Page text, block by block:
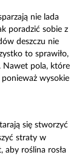
nie lada
poradzić sobie z
deszczu nie
to sprawiło,
Nawet pola, które
ponieważ wysokie
się stworzyć
straty w
aby roślina rosła